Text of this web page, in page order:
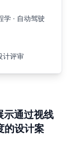
学 · 自动驾驶
计评审
示通过视线
的设计案